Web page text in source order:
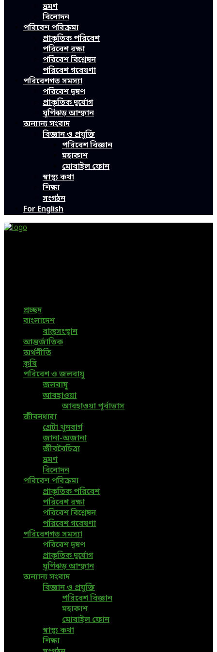
ভ্রমণ
বিনোদন
পরিবেশ পরিক্রমা
প্রাকৃতিক পরিবেশ
পরিবেশ রক্ষা
পরিবেশ বিশ্লেষন
পরিবেশ গবেষণা
পরিবেশগত সমস্যা
পরিবেশ দূষণ
প্রাকৃতিক দুর্যোগ
ঘূর্ণিঝড় আম্ফান
অন্যান্য সংবাদ
বিজ্ঞান ও প্রযুক্তি
পরিবেশ বিজ্ঞান
মহাকাশ
মোবাইল ফোন
স্বাস্থ্য কথা
শিক্ষা
সংগঠন
For English
প্রচ্ছদ
বাংলাদেশ
বাস্তুসংস্থান
আন্তর্জাতিক
অর্থনীতি
কৃষি
পরিবেশ ও জলবায়ু
জলবায়ু
আবহাওয়া
আবহাওয়া পূর্বাভাস
জীবনধারা
গ্রেটা থুনবার্গ
জানা-অজানা
জীববৈচিত্র্য
ভ্রমণ
বিনোদন
পরিবেশ পরিক্রমা
প্রাকৃতিক পরিবেশ
পরিবেশ রক্ষা
পরিবেশ বিশ্লেষন
পরিবেশ গবেষণা
পরিবেশগত সমস্যা
পরিবেশ দূষণ
প্রাকৃতিক দুর্যোগ
ঘূর্ণিঝড় আম্ফান
অন্যান্য সংবাদ
বিজ্ঞান ও প্রযুক্তি
পরিবেশ বিজ্ঞান
মহাকাশ
মোবাইল ফোন
স্বাস্থ্য কথা
শিক্ষা